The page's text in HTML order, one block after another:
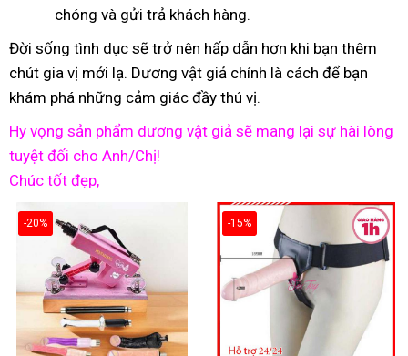
chóng và gửi trả khách hàng.
Đời sống tình dục sẽ trở nên hấp dẫn hơn khi bạn thêm
chút gia vị mới lạ. Dương vật giả chính là cách để bạn
khám phá những cảm giác đầy thú vị.
Hy vọng sản phẩm dương vật giả sẽ mang lại sự hài lòng
tuyệt đối cho Anh/Chị!
Chúc tốt đẹp,
-20% -15%